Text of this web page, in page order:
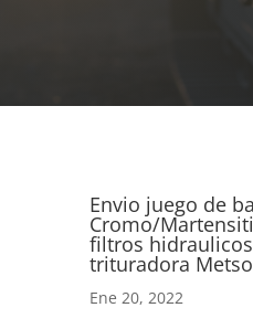
Envio juego de
Cromo/
filtros
trituradora Metso
Ene 20, 2022